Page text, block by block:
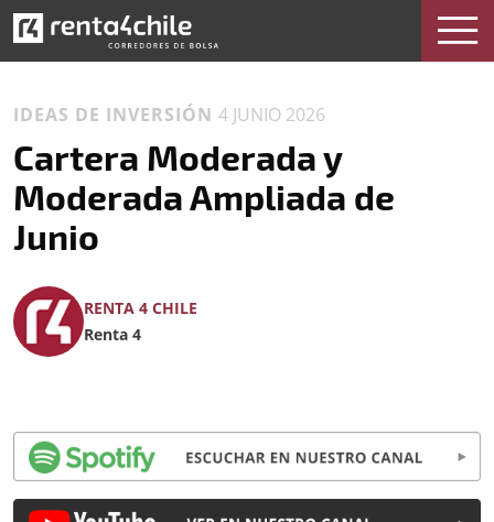
IDEAS DE INVERSIÓN 4 JUNIO 2026
Cartera Moderada y
Moderada Ampliada de
Junio
RENTA 4 CHILE
Renta 4